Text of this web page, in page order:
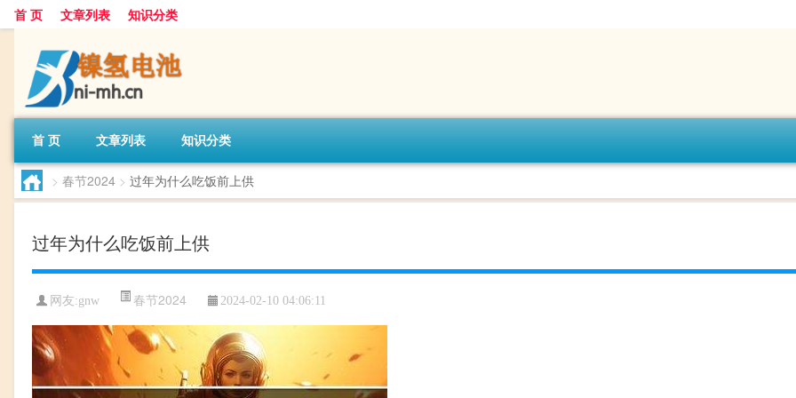
首 页 文章列表 知识分类
首 页 文章列表 知识分类
> 春节2024 > 过年为什么吃饭前上供
过年为什么吃饭前上供
网友:gnw 春节2024 2024-02-10 04:06:11